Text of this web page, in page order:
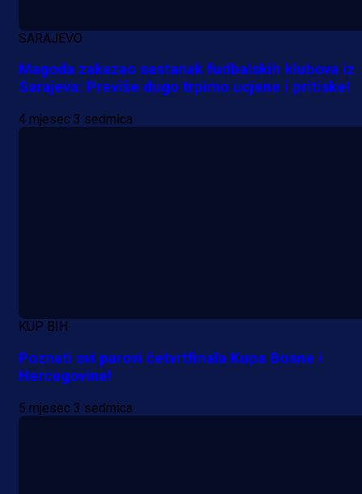
specijale i iskoristi jedinstvenu
ponudu
16 h 52 min
SARAJEVO
Magoda zakazao sastanak fudbalskih klubova iz
Sarajeva: Previše dugo trpimo ucjene i pritiske!
4 mjesec 3 sedmica
KUP BIH
Poznati svi parovi četvrtfinala Kupa Bosne i
Hercegovine!
5 mjesec 3 sedmica